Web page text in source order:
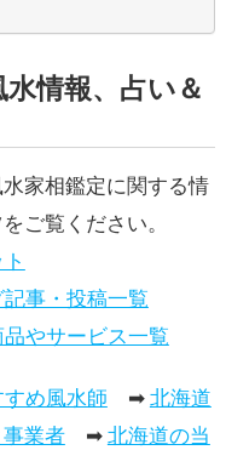
情報、占い＆
家相鑑定に関する情
ご覧ください。
事・投稿一覧
やサービス一覧
め風水師 ➡北海道
業者➡北海道の当